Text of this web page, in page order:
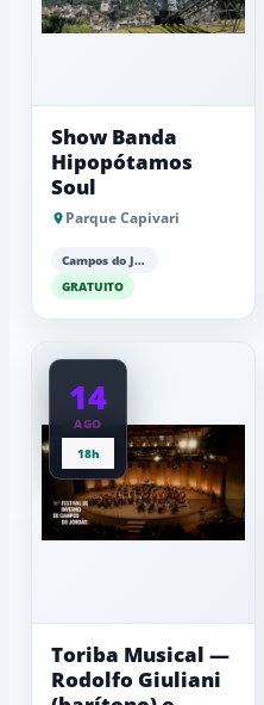
Show Banda
Hipopótamos
Soul
Parque Capivari
Campos do Jordão
GRATUITO
14
AGO
18h
Toriba Musical —
Rodolfo Giuliani